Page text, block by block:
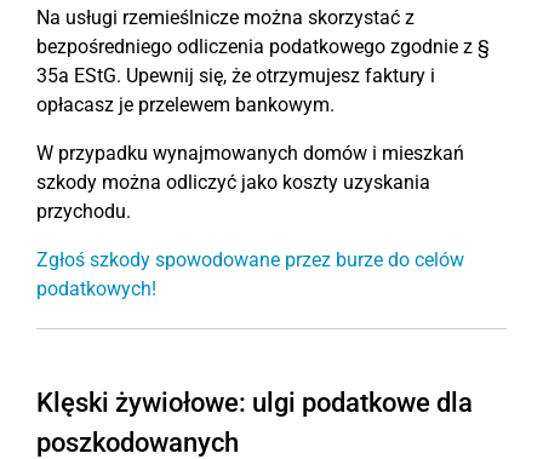
Na usługi rzemieślnicze można skorzystać z
bezpośredniego odliczenia podatkowego zgodnie z §
35a EStG. Upewnij się, że otrzymujesz faktury i
opłacasz je przelewem bankowym.
W przypadku wynajmowanych domów i mieszkań
szkody można odliczyć jako koszty uzyskania
przychodu.
Zgłoś szkody spowodowane przez burze do celów
podatkowych!
Klęski żywiołowe: ulgi podatkowe dla
poszkodowanych